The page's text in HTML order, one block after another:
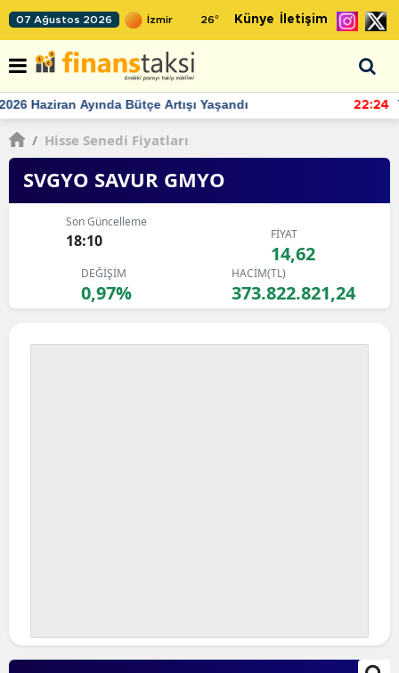
07 Ağustos 2026 26° Künye İletişim
22:24 TCMB'nin rezervlerinde artan momentum devam ediyor
/ Hisse Senedi Fiyatları
SVGYO SAVUR GMYO
Son Güncelleme
18:10 FİYAT
14,62
DEĞİŞİM
0,97%
HACİM(TL)
373.822.821,24